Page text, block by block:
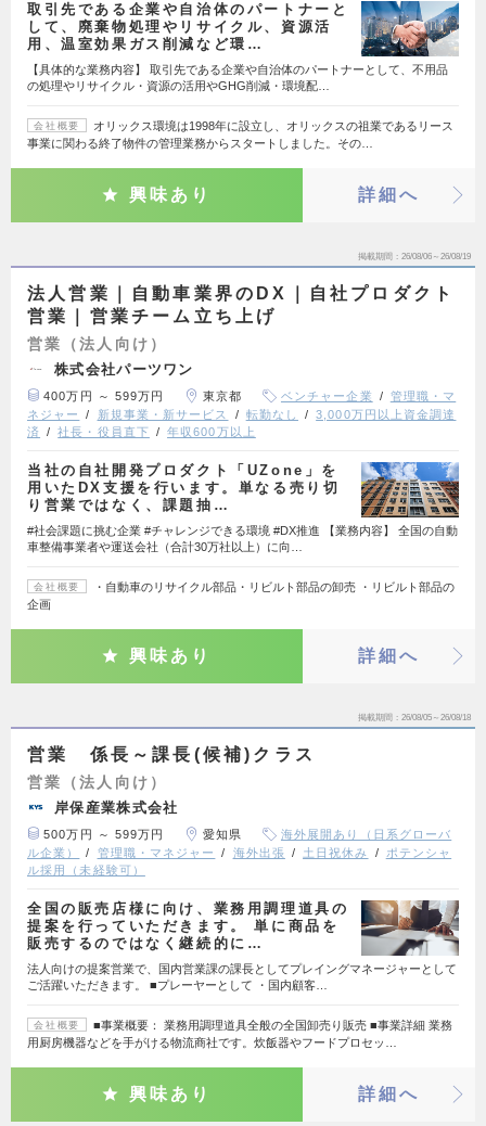
取引先である企業や自治体のパートナーと
して、廃棄物処理やリサイクル、資源活
用、温室効果ガス削減など環…
【具体的な業務内容】 取引先である企業や自治体のパートナーとして、不用品
の処理やリサイクル・資源の活用やGHG削減・環境配…
会社概要
オリックス環境は1998年に設立し、オリックスの祖業であるリース
事業に関わる終了物件の管理業務からスタートしました。その…
興味あり 詳細へ
掲載期間 26/08/06～26/08/19
法人営業｜自動車業界のDX｜自社プロダクト
営業｜営業チーム立ち上げ
営業（法人向け）
株式会社パーツワン
400万円 ～ 599万円 東京都 ベンチャー企業
管理職・マ
ネジャー
新規事業・新サービス 転勤なし
3,000万円以上資金調達
済
社長・役員直下 年収600万以上
当社の自社開発プロダクト「UZone」を
用いたDX支援を行います。単なる売り切
り営業ではなく、課題抽…
#社会課題に挑む企業 #チャレンジできる環境 #DX推進 【業務内容】 全国の自動
車整備事業者や運送会社（合計30万社以上）に向…
会社概要
・自動車のリサイクル部品・リビルト部品の卸売 ・リビルト部品の
企画
興味あり 詳細へ
掲載期間 26/08/05～26/08/18
営業 係長～課長(候補)クラス
営業（法人向け）
岸保産業株式会社
500万円 ～ 599万円 愛知県
海外展開あり（日系グローバ
ル企業）
管理職・マネジャー 海外出張 土日祝休み
ポテンシャ
ル採用（未経験可）
全国の販売店様に向け、業務用調理道具の
提案を行っていただきます。 単に商品を
販売するのではなく継続的に…
法人向けの提案営業で、国内営業課の課長としてプレイングマネージャーとして
ご活躍いただきます。 ■プレーヤーとして ・国内顧客…
会社概要
■事業概要： 業務用調理道具全般の全国卸売り販売 ■事業詳細 業務
用厨房機器などを手がける物流商社です。炊飯器やフードプロセッ…
興味あり 詳細へ